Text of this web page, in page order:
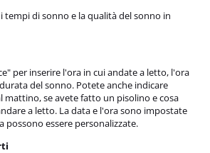
tempi di sonno e la qualità del sonno in
per inserire l'ora in cui andate a letto, l'ora
del sonno. Potete anche indicare
mattino, se avete fatto un pisolino e cosa
a letto. La data e l'ora sono impostate
possono essere personalizzate.